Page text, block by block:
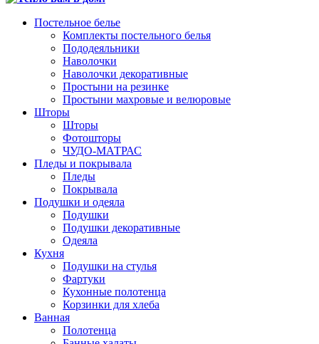
Постельное белье
Комплекты постельного белья
Пододеяльники
Наволочки
Наволочки декоративные
Простыни на резинке
Простыни махровые и велюровые
Шторы
Шторы
Фотошторы
ЧУДО-МАТРАС
Пледы и покрывала
Пледы
Покрывала
Подушки и одеяла
Подушки
Подушки декоративные
Одеяла
Кухня
Подушки на стулья
Фартуки
Кухонные полотенца
Корзинки для хлеба
Ванная
Полотенца